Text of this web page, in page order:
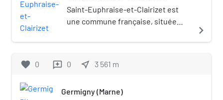
Saint-Euphraise-et-Clairizet est
une commune française, située
région Grand Est.
navigate_next
favorite 0 reviews 0 near_me 3 561 m
Germigny (Marne)